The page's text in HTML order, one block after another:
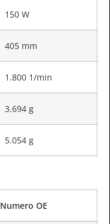
150 W
405 mm
1.800 1/min
3.694 g
5.054 g
Numero OE